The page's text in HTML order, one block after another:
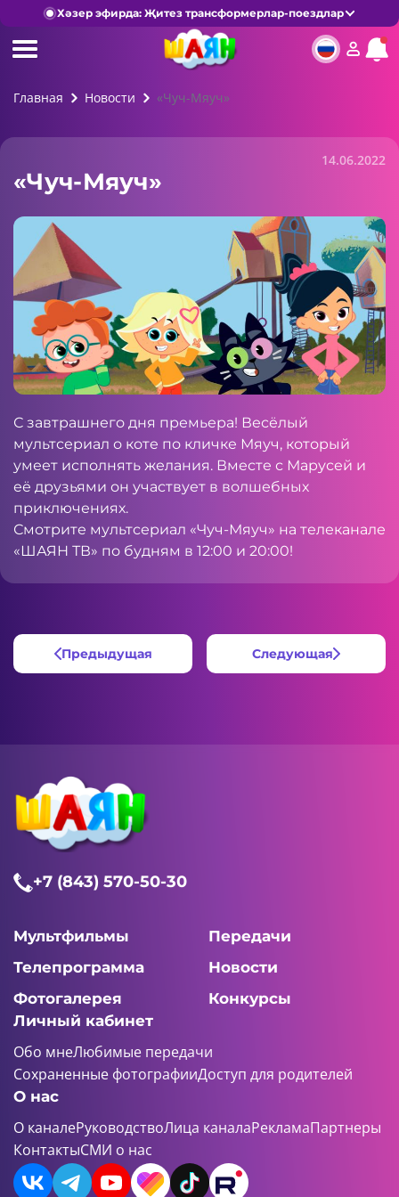
Хәзер эфирда: Җитез трансформерлар-поездлар
Главная Новости «Чуч-Мяуч»
14.06.2022
«Чуч-Мяуч»
С завтрашнего дня премьера! Весёлый
мультсериал о коте по кличке Мяуч, который
умеет исполнять желания. Вместе с Марусей и
её друзьями он участвует в волшебных
приключениях.
Смотрите мультсериал «Чуч-Мяуч» на телеканале
«ШАЯН ТВ» по будням в 12:00 и 20:00!
Предыдущая Следующая
+7 (843) 570-50-30
Мультфильмы
Передачи
Телепрограмма
Новости
Фотогалерея
Конкурсы
Личный кабинет
Обо мнеЛюбимые передачи
Сохраненные фотографииДоступ для родителей
О нас
О каналеРуководствоЛица каналаРекламаПартнеры
КонтактыСМИ о нас